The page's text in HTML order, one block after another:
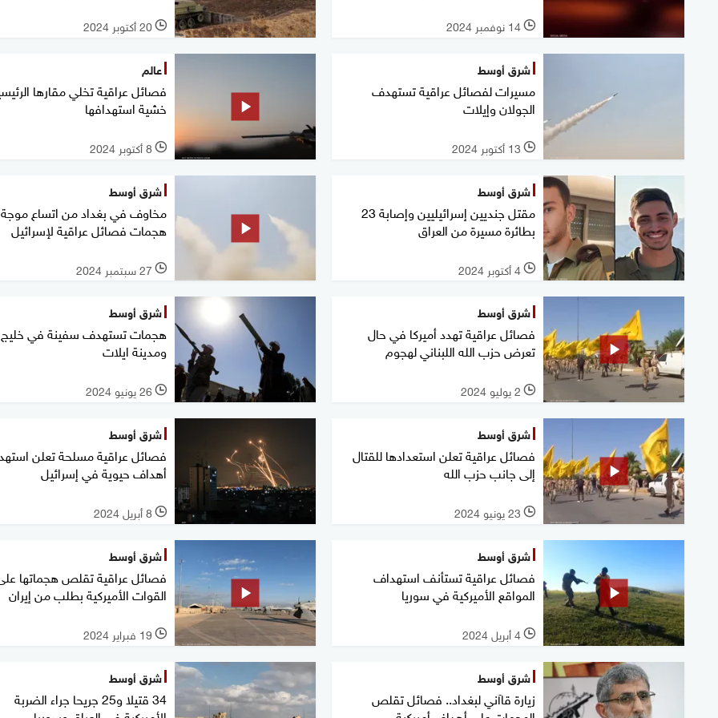
l 14 نوفمبر 2024 l 20 أكتوبر 2024
شرق أوسط
مسيرات لفصائل عراقية تستهدف
الجولان وإيلات
l 13 أكتوبر 2024
عالم
فصائل عراقية تخلي مقارها
خشية استهدافها
l 8 أكتوبر 2024
شرق أوسط
مقتل جنديين إسرائيليين وإصابة 23
بطائرة مسيرة من العراق
l 4 أكتوبر 2024
شرق أوسط
مخاوف في بغداد من اتساع موجة
هجمات فصائل عراقية لإسرائيل
l 27 سبتمبر 2024
شرق أوسط
فصائل عراقية تهدد أميركا في حال
تعرض حزب الله اللبناني لهجوم
l 2 يوليو 2024
شرق أوسط
هجمات تستهدف سفينة في
ومدينة ايلات
l 26 يونيو 2024
شرق أوسط
فصائل عراقية تعلن استعدادها للقتال
إلى جانب حزب الله
l 23 يونيو 2024
شرق أوسط
أهداف حيوية في إسرائيل
l 8 أبريل 2024
شرق أوسط
فصائل عراقية تستأنف استهداف
المواقع الأميركية في سوريا
l 4 أبريل 2024
شرق أوسط
فصائل عراقية تقلص هجماتها
القوات الأميركية بطلب من إيران
l 19 فبراير 2024
شرق أوسط
زيارة قاآني لبغداد.. فصائل تقلص
شرق أوسط
34 قتيلا و25 جريحا جراء الضربة